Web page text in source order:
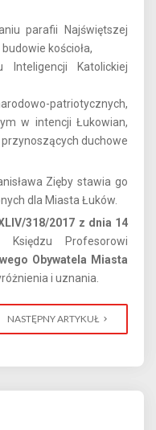
parafii Najświętszej
kościoła,
Katolickiej
patriotycznych,
w intencji Łukowian,
duchowe
Zięby stawia go
dla Miasta Łuków.
318/2017 z dnia 14
Księdzu Profesorowi
Obywatela Miasta
i uznania.
NASTĘPNY ARTYKUŁ